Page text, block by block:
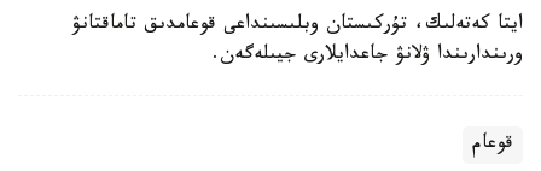
ايتا كەتەلىك، تۇركىستان وبلىسىنداعى قوعامدىق تاماقتانۋ
ورىندارىندا ۋلانۋ جاعدايلارى جيىلەگەن.
قوعام